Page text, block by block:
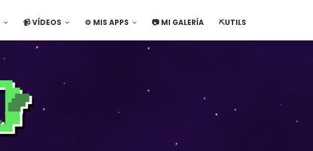
📹 VÍDEOS ⚙️ MIS APPS 📷 MI GALERÍA ⛏️UTILS